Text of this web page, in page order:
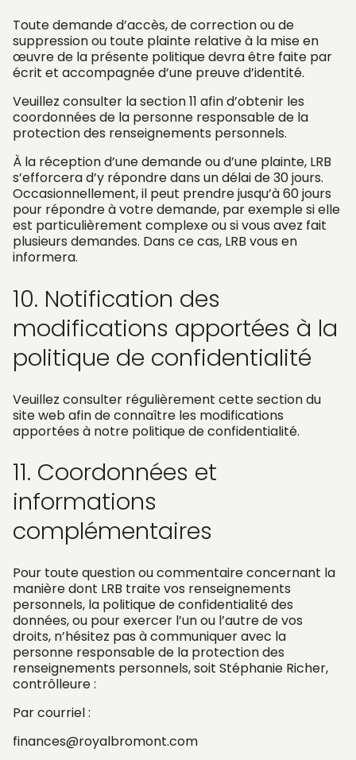
Toute demande d’accès, de correction ou de
suppression ou toute plainte relative à la mise en
œuvre de la présente politique devra être faite par
écrit et accompagnée d’une preuve d’identité.
Veuillez consulter la section 11 afin d’obtenir les
coordonnées de la personne responsable de la
protection des renseignements personnels.
À la réception d’une demande ou d’une plainte, LRB
s’efforcera d’y répondre dans un délai de 30 jours.
Occasionnellement, il peut prendre jusqu’à 60 jours
pour répondre à votre demande, par exemple si elle
est particulièrement complexe ou si vous avez fait
plusieurs demandes. Dans ce cas, LRB vous en
informera.
10. Notification des
modifications apportées à la
politique de confidentialité
Veuillez consulter régulièrement cette section du
site web afin de connaître les modifications
apportées à notre politique de confidentialité.
11. Coordonnées et
informations
complémentaires
Pour toute question ou commentaire concernant la
manière dont LRB traite vos renseignements
personnels, la politique de confidentialité des
données, ou pour exercer l’un ou l’autre de vos
droits, n’hésitez pas à communiquer avec la
personne responsable de la protection des
renseignements personnels, soit Stéphanie Richer,
contrôlleure :
Par courriel :
finances@royalbromont.com